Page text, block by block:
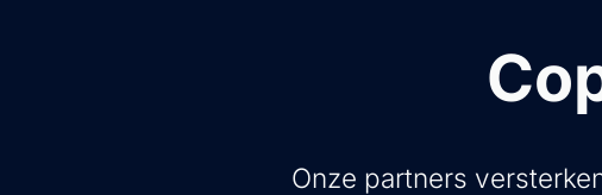
Onze partners